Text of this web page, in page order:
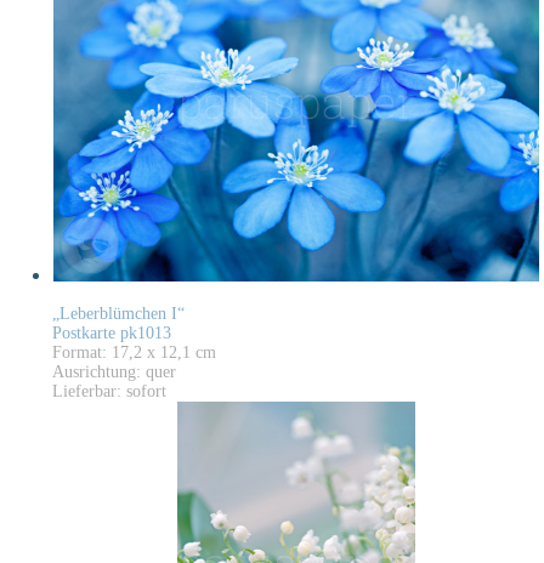
„Leberblümchen I“
Postkarte pk1013
Format: 17,2 x 12,1 cm
Ausrichtung: quer
Lieferbar: sofort